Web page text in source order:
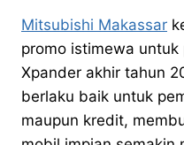
Mitsubishi Makassar
promo istimewa
Xpander akhir tahun
berlaku baik untuk
maupun kredit,